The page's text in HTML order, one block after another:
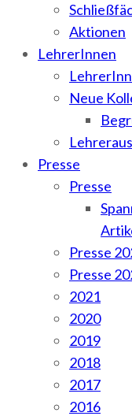
Aktionen
LehrerInnen
Neue
Presse
Presse
Presse
Presse
2021
2020
2019
2018
2017
2016